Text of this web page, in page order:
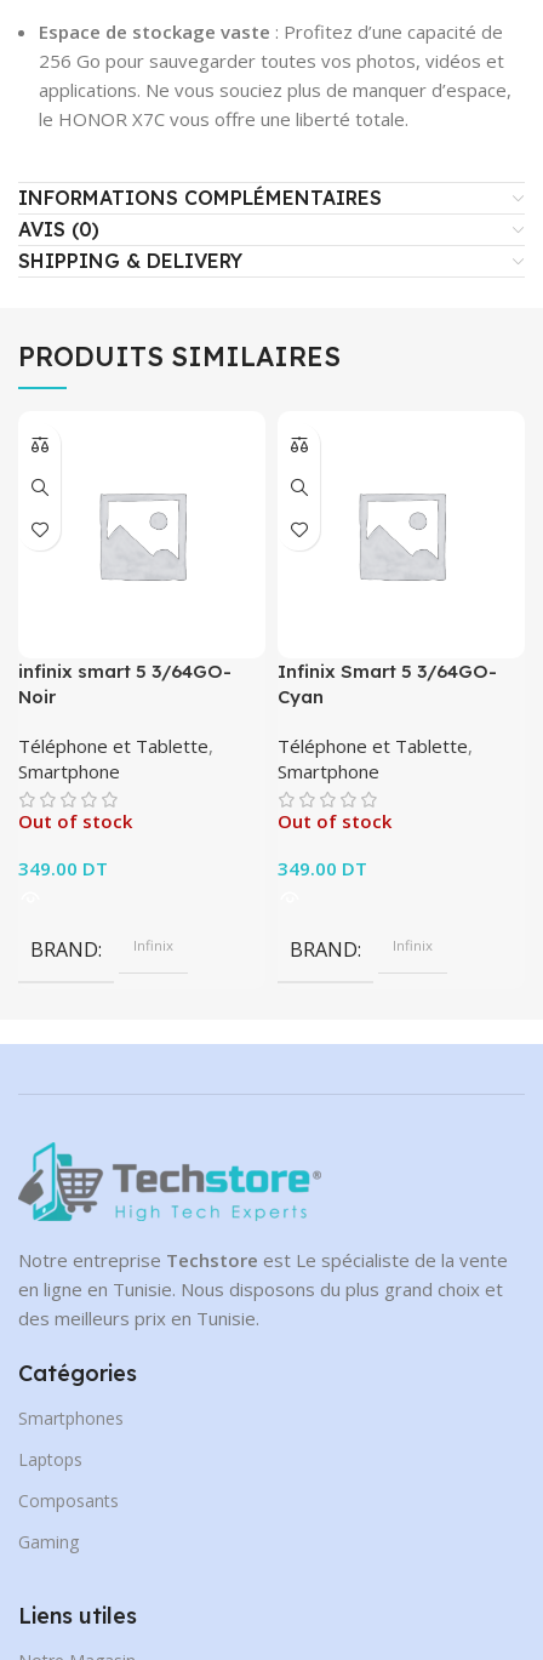
Espace de stockage vaste : Profitez d’une capacité de
256 Go pour sauvegarder toutes vos photos, vidéos et
applications. Ne vous souciez plus de manquer d’espace,
le HONOR X7C vous offre une liberté totale.
INFORMATIONS COMPLÉMENTAIRES
AVIS (0)
SHIPPING & DELIVERY
PRODUITS SIMILAIRES
infinix smart 5 3/64GO-
Noir
Téléphone et Tablette,
Smartphone
Out of stock
349.00 DT
BRAND Infinix
Infinix Smart 5 3/64GO-
Cyan
Téléphone et Tablette,
Smartphone
Out of stock
349.00 DT
BRAND Infinix
Notre entreprise Techstore est Le spécialiste de la vente
en ligne en Tunisie. Nous disposons du plus grand choix et
des meilleurs prix en Tunisie.
Catégories
Smartphones
Laptops
Composants
Gaming
Liens utiles